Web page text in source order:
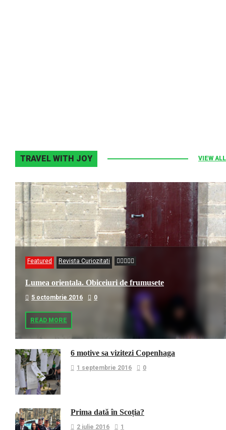
TRAVEL WITH JOY VIEW ALL
Featured Revista Curiozitati
Lumea orientala. Obiceiuri de frumusete
5 octombrie 2016 0
READ MORE
6 motive sa vizitezi Copenhaga
1 septembrie 2016 0
Prima dată în Scoția?
2 iulie 2016 1